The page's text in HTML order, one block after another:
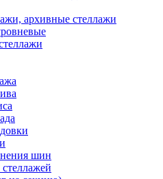
архивные стеллажи
шин